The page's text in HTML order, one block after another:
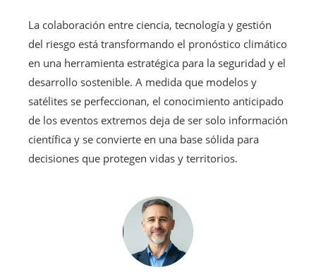
La colaboración entre ciencia, tecnología y gestión
del riesgo está transformando el pronóstico climático
en una herramienta estratégica para la seguridad y el
desarrollo sostenible. A medida que modelos y
satélites se perfeccionan, el conocimiento anticipado
de los eventos extremos deja de ser solo información
científica y se convierte en una base sólida para
decisiones que protegen vidas y territorios.